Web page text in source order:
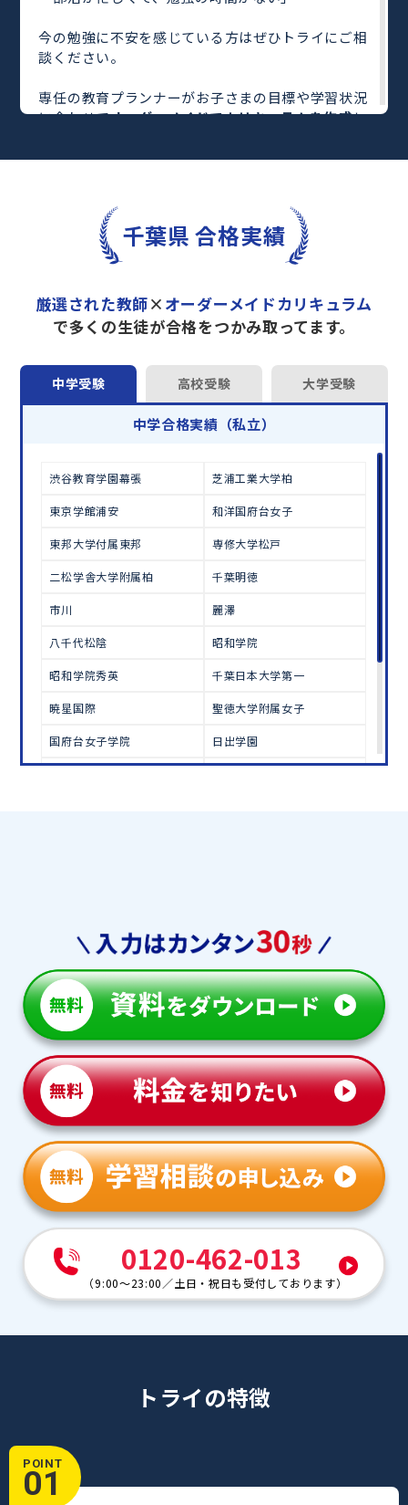
今の勉強に不安を感じている方はぜひトライにご相
談ください。
専任の教育プランナーがお子さまの目標や学習状況
に合わせてオーダーメイドでカリキュラムを作成し
完全マンツーマンで自分に合った教師がわかるまで
さらに、単元別の学習の理解度がわかる「AI学習診
や授業内容や授業以外の勉強をナビゲートする
「DAILY TRY」
など、豊富な学習コンテンツが
トライで一緒に“自己最高得点”を目指しません
か？
オンラインでの学習面談も承っております。
学習相談のお申し込みはこちら
千葉県 合格実績
厳選された教師× オーダーメイドカリキュラム
で多くの生徒が合格をつかみ取ってます。
中学受験 高校受験 大学受験
中学合格実績（私立）
渋谷教育学園幕張 芝浦工業大学柏
東京学館浦安 和洋国府台女子
東邦大学付属東邦 専修大学松戸
二松学舎大学附属柏 千葉明徳
市川 麗澤
八千代松陰 昭和学院
昭和学院秀英 千葉日本大学第一
暁星国際 聖徳大学附属女子
国府台女子学院 日出学園
0120-462-013
（9:00～23:00 ／土日・祝日も受付しております）
トライの特徴
POINT
01